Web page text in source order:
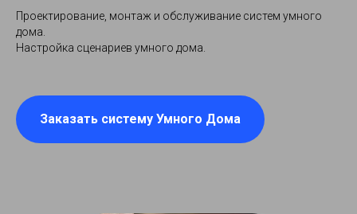
Проектирование, монтаж и обслуживание систем умного
дома.
Настройка сценариев умного дома.
Заказать систему Умного Дома